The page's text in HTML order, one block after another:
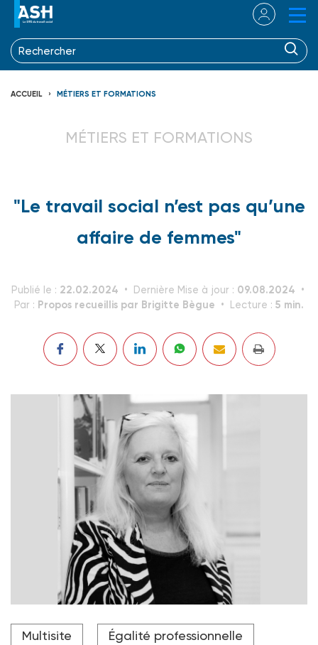
ACCUEIL MÉTIERS ET FORMATIONS
MÉTIERS ET FORMATIONS
"Le travail social n’est pas qu’une
affaire de femmes"
Publié le : 22.02.2024 Dernière Mise à jour : 09.08.2024
Par : Propos recueillis par Brigitte Bègue Lecture : 5 min.
"Environ 60 % des postes de cheffes de service sont
occupés par des femmes. En revanche, elles sont
Multisite Égalité professionnelle